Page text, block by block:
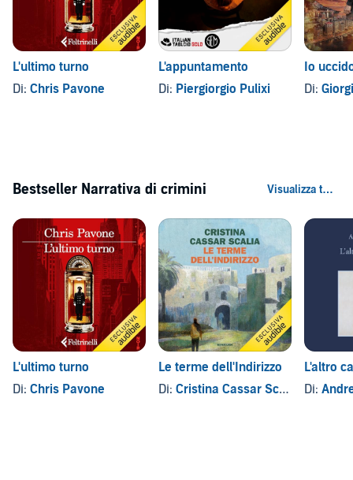
L'ultimo turno
Di: Chris Pavone
L'appuntamento
Di: Piergiorgio Pulixi
Io
Di:
Bestseller Narrativa di crimini
L'ultimo turno
Di: Chris Pavone
Le terme dell'Indirizzo
Di: Cristina Cassar Scalia
L'altro
Di: